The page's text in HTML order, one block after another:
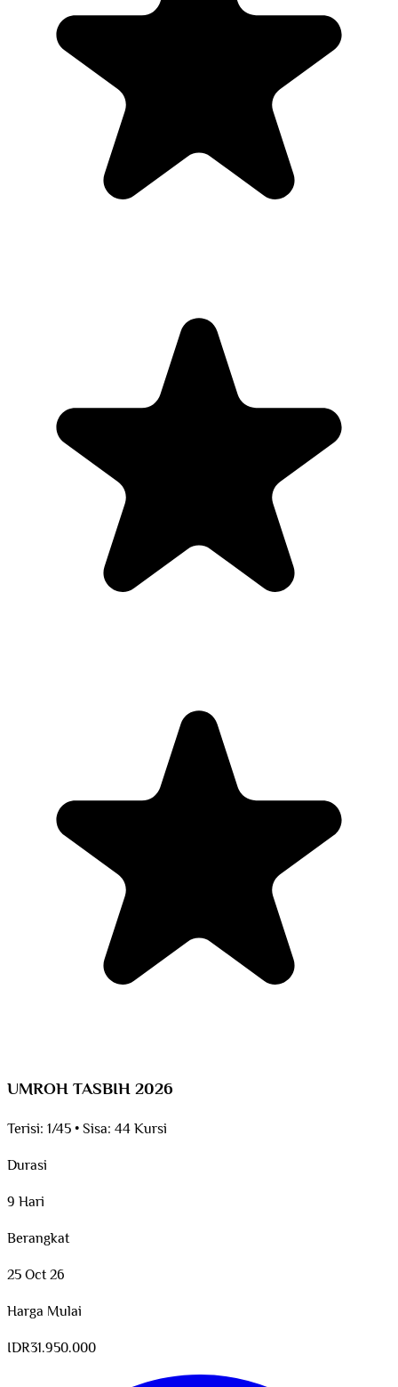
UMROH TASBIH 2026
Terisi: 1/45•Sisa: 44 Kursi
Durasi
9 Hari
Berangkat
25 Oct 26
Harga Mulai
IDR31.950.000